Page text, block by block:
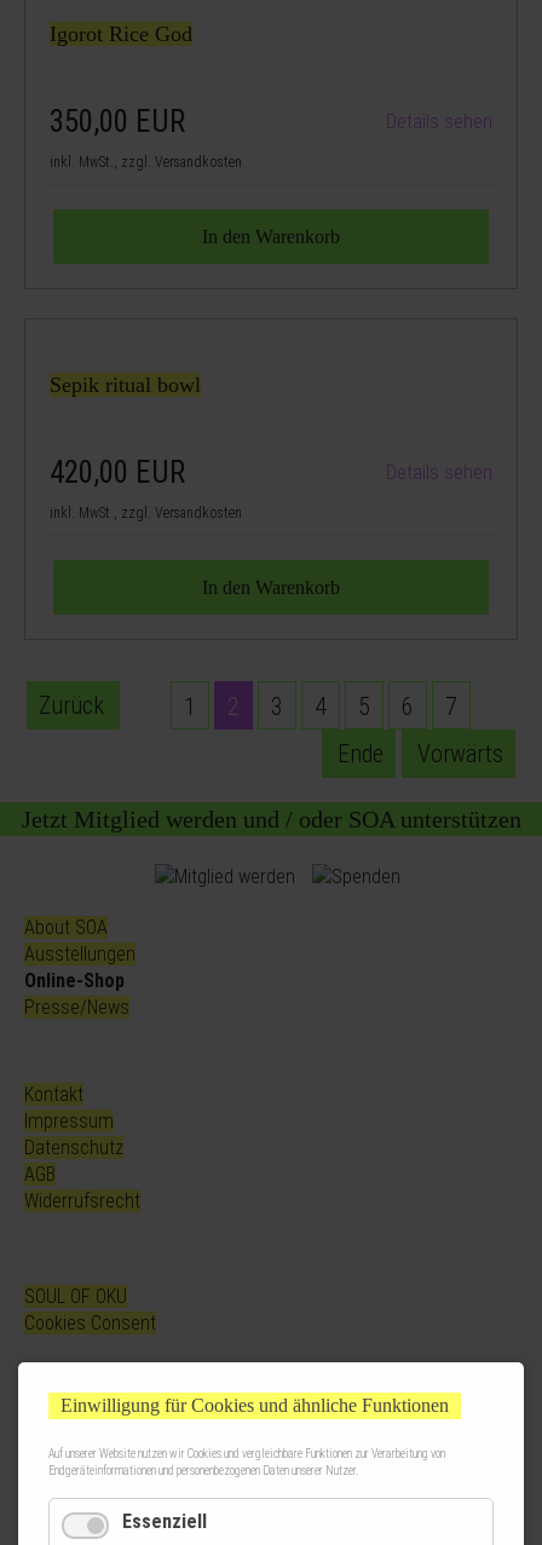
Igorot Rice God
350,00 EUR Details sehen
inkl. MwSt., zzgl. Versandkosten
Sepik ritual bowl
420,00 EUR Details sehen
inkl. MwSt., zzgl. Versandkosten
Zurück 1 2 3 4 5 6
7
Vorwärts
Ende
Jetzt Mitglied werden und / oder SOA unterstützen
About SOA
Ausstellungen
Online-Shop
Presse/News
Kontakt
Impressum
Datenschutz
AGB
Widerrufsrecht
SOUL OF OKU
Cookies Consent
Einwilligung für Cookies und ähnliche Funktionen
Auf unserer Website nutzen wir Cookies und vergleichbare Funktionen zur Verarbeitung von
Endgeräteinformationen und personenbezogenen Daten unserer Nutzer.
Essenziell